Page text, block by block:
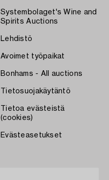
Systembolaget's Wine and
Spirits Auctions
Lehdistö
Avoimet työpaikat
Bonhams - All auctions
Tietosuojakäytäntö
Tietoa evästeistä
(cookies)
Evästeasetukset